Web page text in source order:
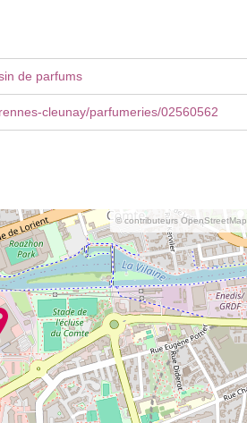
de parfums
cleunay/parfumeries/02560562
© contributeurs OpenStreetMap